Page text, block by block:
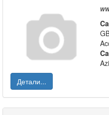
Azi
Детали...